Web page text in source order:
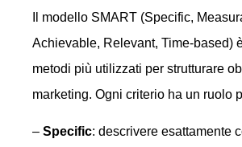
Il modello SMART (Specific,
Achievable, Relevant, Time-based)
metodi più utilizzati per strutturare
marketing. Ogni criterio ha un ruolo
– Specific: descrivere esattamente